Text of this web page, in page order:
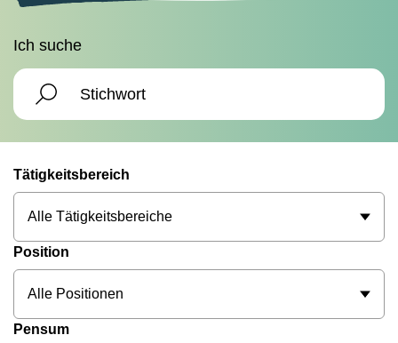
Ich suche
Tätigkeitsbereich
Alle Tätigkeitsbereiche
Position
Alle Positionen
Pensum